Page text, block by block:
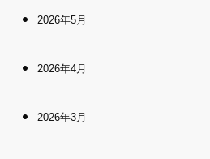
2026年5月
2026年4月
2026年3月